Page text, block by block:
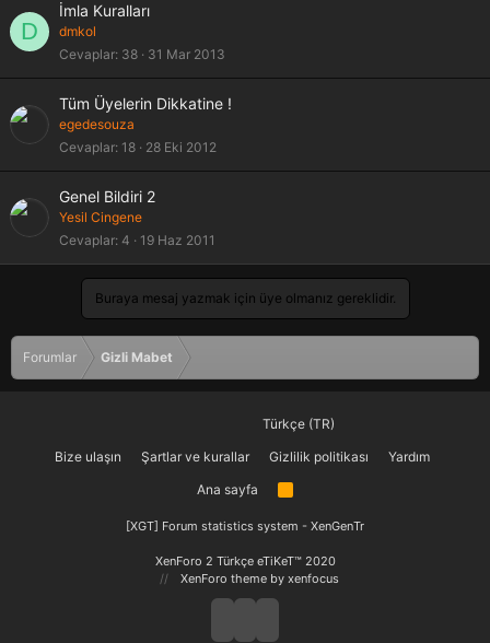
D
İmla Kuralları
dmkol
Cevaplar 38 31 Mar 2013
Tüm Üyelerin Dikkatine !
egedesouza
Cevaplar 18 28 Eki 2012
Genel Bildiri 2
Yesil Cingene
Cevaplar 4 19 Haz 2011
Buraya mesaj yazmak için üye olmanız gereklidir.
Forumlar Gizli Mabet
Türkçe (TR)
Bize ulaşın
Şartlar ve kurallar Gizlilik politikası
Yardım
Ana sayfa
R
[XGT] Forum statistics system - XenGenTr
XenForo 2 Türkçe eTiKeT™ 2020
XenForo theme by xenfocus